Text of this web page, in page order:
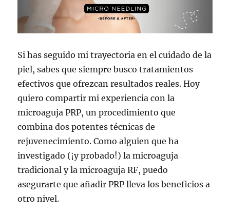
Si has seguido mi trayectoria en el cuidado de la
piel, sabes que siempre busco tratamientos
efectivos que ofrezcan resultados reales. Hoy
quiero compartir mi experiencia con la
microaguja PRP, un procedimiento que
combina dos potentes técnicas de
rejuvenecimiento. Como alguien que ha
investigado (¡y probado!) la microaguja
tradicional y la microaguja RF, puedo
asegurarte que añadir PRP lleva los beneficios a
otro nivel.